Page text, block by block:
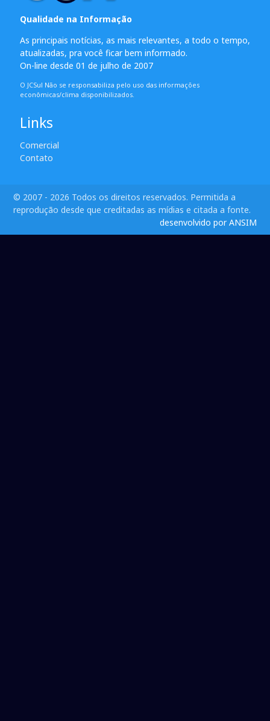
Qualidade na Informação
As principais notícias, as mais relevantes, a todo o tempo,
atualizadas, pra você ficar bem informado.
On-line desde 01 de julho de 2007
O JCSul Não se responsabiliza pelo uso das informações
econômicas/clima disponibilizados.
Links
Comercial
Contato
© 2007 - 2026 Todos os direitos reservados. Permitida a
reprodução desde que creditadas as mídias e citada a fonte.
desenvolvido por ANSIM